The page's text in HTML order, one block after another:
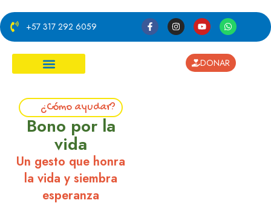
+57 317 292 6059
DONAR
¿Cómo ayudar?
Bono por la
vida
Un gesto que honra
la vida y siembra
esperanza